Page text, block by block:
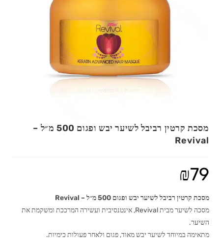
מסכת קרטין רביבל לשיער יבש ופגום 500 מ״ל –
Revival
₪79
מסכת קרטין רביבל לשיער יבש ופגום 500 מ״ל – Revival
מסכה לשיער מבית Revival, אינטנסיבית ועשירה המרככת ומשקמת את
השיער.
מתאימה במיוחד לשיער יבש מאוד, פגום ולאחר פעולות כימיות.